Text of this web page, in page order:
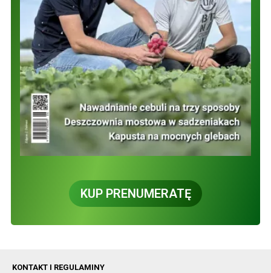
KUP PRENUMERATĘ
KONTAKT I REGULAMINY